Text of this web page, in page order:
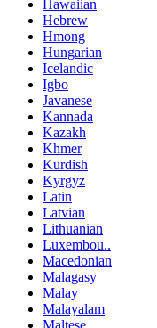
Hawaiian
Hebrew
Hmong
Hungarian
Icelandic
Igbo
Javanese
Kannada
Kazakh
Khmer
Kurdish
Kyrgyz
Latin
Latvian
Lithuanian
Luxembou..
Macedonian
Malagasy
Malay
Malayalam